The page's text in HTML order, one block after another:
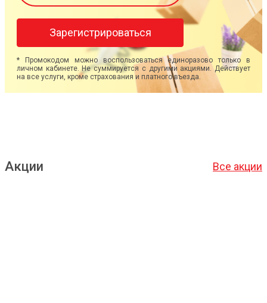
Зарегистрироваться
* Промокодом можно воспользоваться единоразово только в
личном кабинете. Не суммируется с другими акциями. Действует
на все услуги, кроме страхования и платного въезда.
Акции Все акции